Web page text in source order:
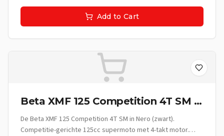
Add to Cart
Beta XMF 125 Competition 4T SM -
Nero
De Beta XMF 125 Competition 4T SM in Nero (zwart).
Competitie-gerichte 125cc supermoto met 4-takt motor.